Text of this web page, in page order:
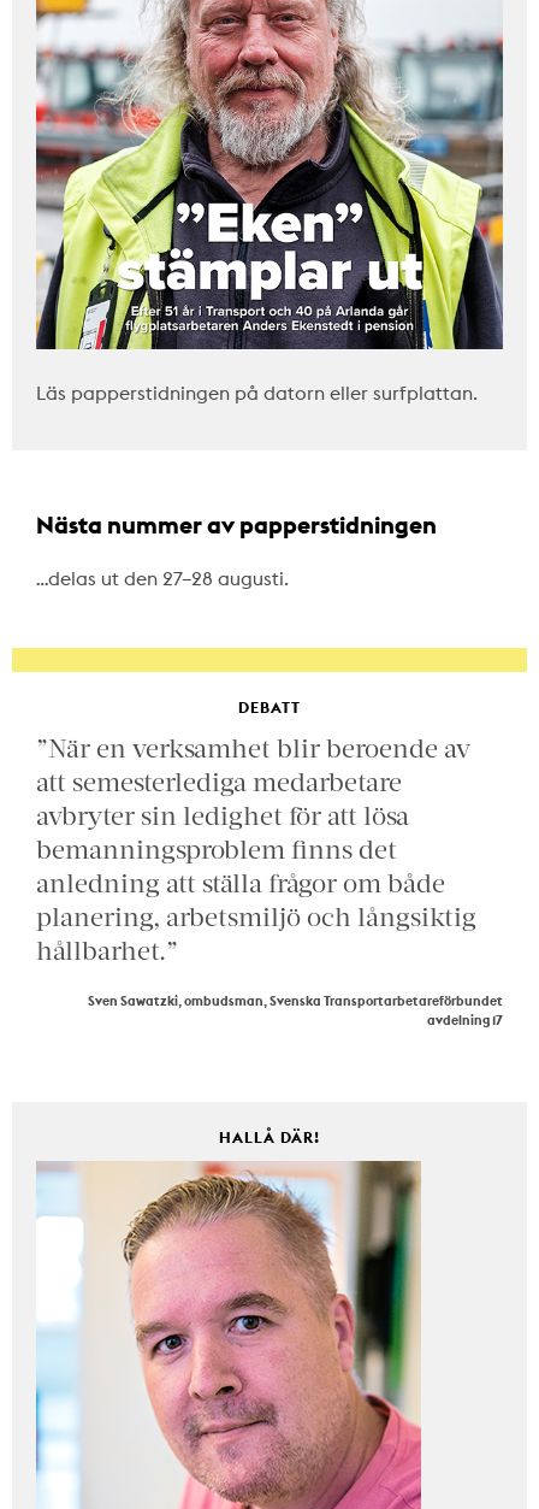
Läs papperstidningen på datorn eller surfplattan.
Nästa nummer av papperstidningen
…delas ut den 27–28 augusti.
DEBATT
”När en verksamhet blir beroende av
att semesterlediga medarbetare
avbryter sin ledighet för att lösa
bemanningsproblem finns det
anledning att ställa frågor om både
planering, arbetsmiljö och långsiktig
hållbarhet.”
Sven Sawatzki, ombudsman, Svenska Transportarbetareförbundet
avdelning 17
HALLÅ DÄR!